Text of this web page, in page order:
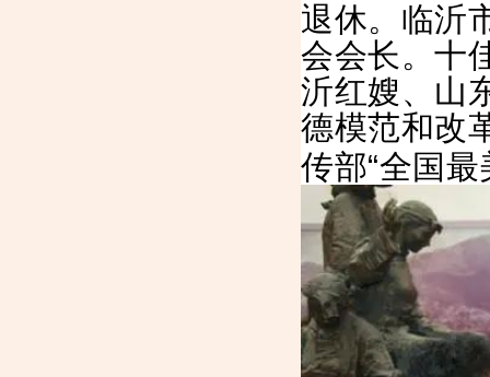
退休。临沂
会会长。十
沂红嫂、山
德模范和改
传部“全国